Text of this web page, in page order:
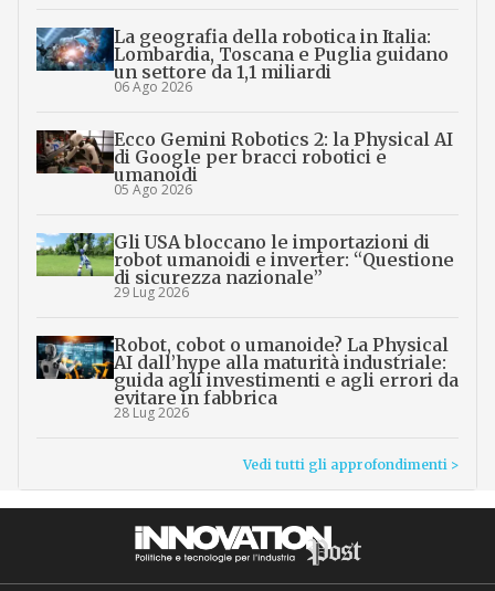
La geografia della robotica in Italia:
Lombardia, Toscana e Puglia guidano
un settore da 1,1 miliardi
06 Ago 2026
Ecco Gemini Robotics 2: la Physical AI
di Google per bracci robotici e
umanoidi
05 Ago 2026
Gli USA bloccano le importazioni di
robot umanoidi e inverter: “Questione
di sicurezza nazionale”
29 Lug 2026
Robot, cobot o umanoide? La Physical
AI dall’hype alla maturità industriale:
guida agli investimenti e agli errori da
evitare in fabbrica
28 Lug 2026
Vedi tutti gli approfondimenti >